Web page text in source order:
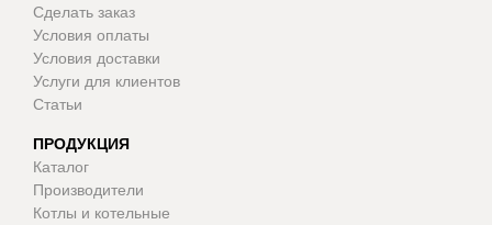
Сделать заказ
Условия оплаты
Условия доставки
Услуги для клиентов
Статьи
ПРОДУКЦИЯ
Каталог
Производители
Котлы и котельные